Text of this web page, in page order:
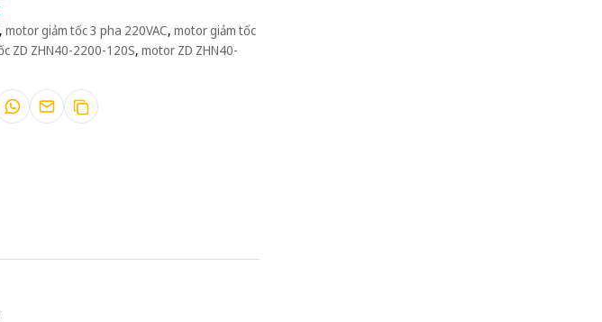
motor giảm tốc 3 pha 220VAC, motor giảm tốc
ZD ZHN40-2200-120S, motor ZD ZHN40-